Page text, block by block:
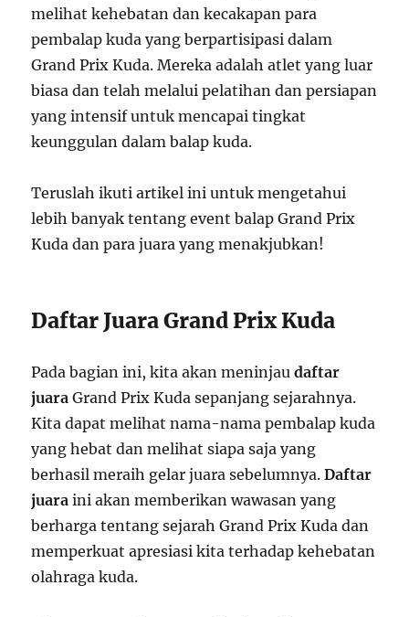
melihat kehebatan dan kecakapan para
pembalap kuda yang berpartisipasi dalam
Grand Prix Kuda. Mereka adalah atlet yang luar
biasa dan telah melalui pelatihan dan persiapan
yang intensif untuk mencapai tingkat
keunggulan dalam balap kuda.
Teruslah ikuti artikel ini untuk mengetahui
lebih banyak tentang event balap Grand Prix
Kuda dan para juara yang menakjubkan!
Daftar Juara Grand Prix Kuda
Pada bagian ini, kita akan meninjaudaftar
juara Grand Prix Kuda sepanjang sejarahnya.
Kita dapat melihat nama-nama pembalap kuda
yang hebat dan melihat siapa saja yang
berhasil meraih gelar juara sebelumnya.Daftar
juara ini akan memberikan wawasan yang
berharga tentang sejarah Grand Prix Kuda dan
memperkuat apresiasi kita terhadap kehebatan
olahraga kuda.